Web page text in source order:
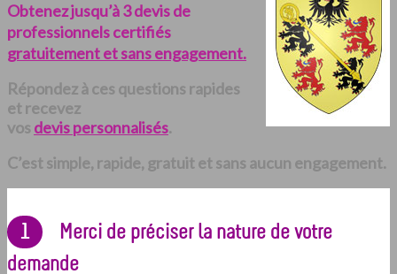
Obtenez jusqu’à 3 devis de
professionnels certifiés
gratuitement et sans engagement.
Répondez à ces questions rapides
et recevez
vos devis personnalisés.
C’est simple, rapide, gratuit et sans aucun engagement.